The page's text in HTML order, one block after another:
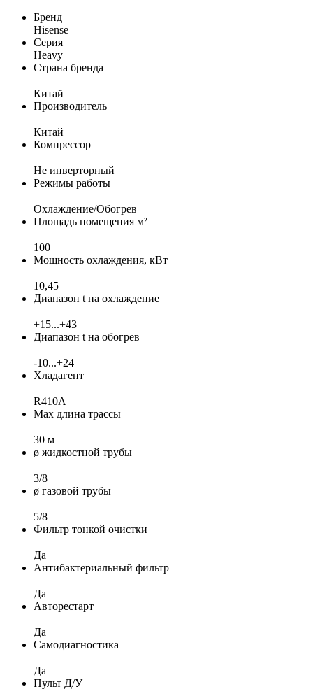
Бренд
Hisense
Серия
Heavy
Страна бренда
Китай
Производитель
Китай
Компрессор
Не инверторный
Режимы работы
Охлаждение/Обогрев
Площадь помещения м²
100
Мощность охлаждения, кВт
10,45
Диапазон t на охлаждение
+15...+43
Диапазон t на обогрев
-10...+24
Хладагент
R410A
Max длина трассы
30 м
ø жидкостной трубы
3/8
ø газовой трубы
5/8
Фильтр тонкой очистки
Да
Антибактериальный фильтр
Да
Авторестарт
Да
Самодиагностика
Да
Пульт Д/У